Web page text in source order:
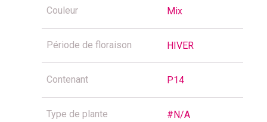
Couleur Mix
Période de floraison HIVER
Contenant P14
Type de plante #N/A